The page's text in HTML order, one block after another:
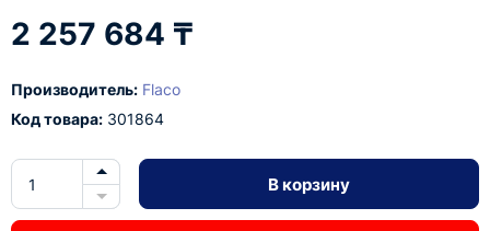
2 257 684 ₸
Производитель: Flaco
Код товара: 301864
В корзину